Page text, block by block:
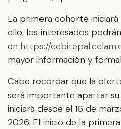
La primera cohorte
ello, los interesados
en https://
mayor información y
Cabe recordar que la
será importante apartar
iniciará desde el 16 de
2026. El inicio de la